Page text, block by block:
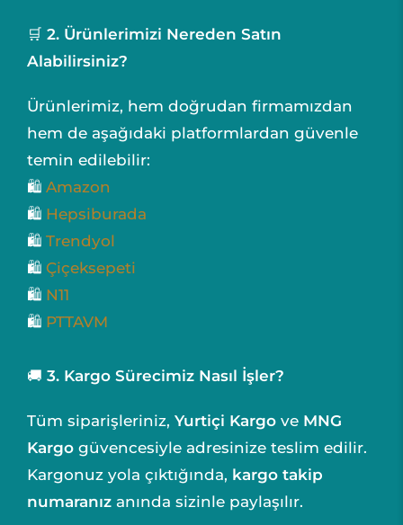
🛒 2. Ürünlerimizi Nereden Satın
Alabilirsiniz?
Ürünlerimiz, hem doğrudan firmamızdan
hem de aşağıdaki platformlardan güvenle
temin edilebilir:
🛍️ Amazon
🛍️ Hepsiburada
🛍️ Trendyol
🛍️ Çiçeksepeti
️🛍️ N11
🛍️️ PTTAVM
🚚 3. Kargo Sürecimiz Nasıl İşler?
Tüm siparişleriniz, Yurtiçi Kargo ve MNG
Kargo güvencesiyle adresinize teslim edilir.
Kargonuz yola çıktığında, kargo takip
numaranız anında sizinle paylaşılır.